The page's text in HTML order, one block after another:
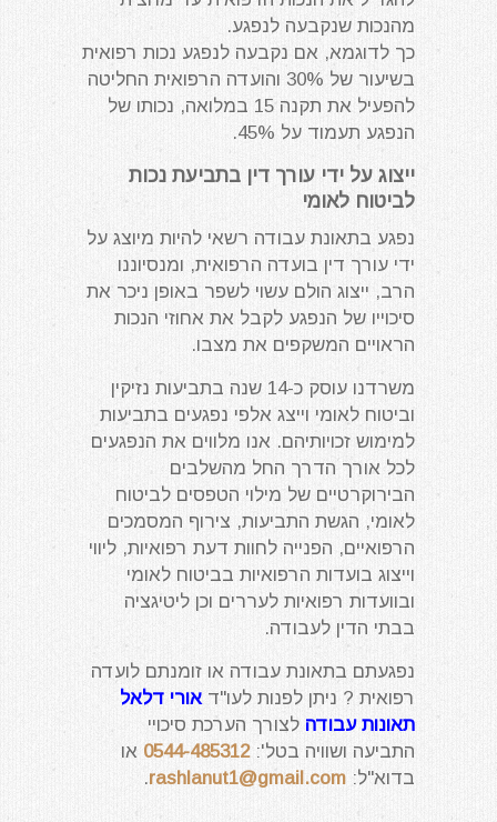
מהנכות שנקבעה לנפגע.
כך לדוגמא, אם נקבעה לנפגע נכות רפואית
בשיעור של 30% והועדה הרפואית החליטה
להפעיל את תקנה 15 במלואה, נכותו של
הנפגע תעמוד על 45%.
ייצוג על ידי עורך דין בתביעת נכות
לביטוח לאומי
נפגע בתאונת עבודה רשאי להיות מיוצג על
ידי עורך דין בועדה הרפואית, ומנסיוננו
הרב, ייצוג הולם עשוי לשפר באופן ניכר את
סיכוייו של הנפגע לקבל את אחוזי הנכות
הראויים המשקפים את מצבו.
משרדנו עוסק כ-14 שנה בתביעות נזיקין
וביטוח לאומי וייצג אלפי נפגעים בתביעות
למימוש זכויותיהם. אנו מלווים את הנפגעים
לכל אורך הדרך החל מהשלבים
הבירוקרטיים של מילוי הטפסים לביטוח
לאומי, הגשת התביעות, צירוף המסמכים
הרפואיים, הפנייה לחוות דעת רפואיות, ליווי
וייצוג בועדות הרפואיות בביטוח לאומי
ובוועדות רפואיות לעררים וכן ליטיגציה
בבתי הדין לעבודה.
נפגעתם בתאונת עבודה או זומנתם לועדה
רפואית ? ניתן לפנות לעו"דאורי דלאל
תאונות עבודה לצורך הערכת סיכויי
התביעה ושוויה בטל':0544-485312 או
בדוא"ל: rashlanut1@gmail.com
.